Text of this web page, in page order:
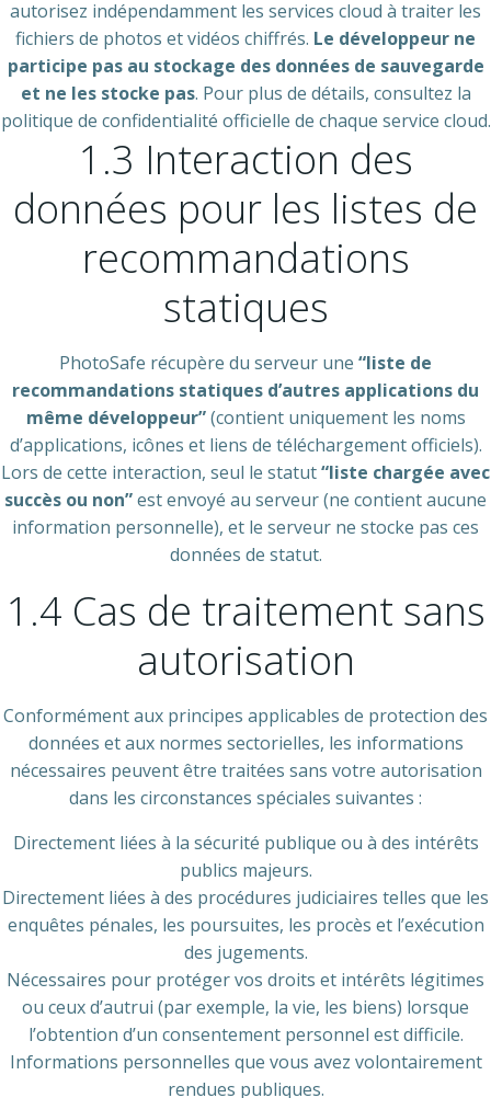
autorisez indépendamment les services cloud à traiter les
fichiers de photos et vidéos chiffrés. Le développeur ne
participe pas au stockage des données de sauvegarde
et ne les stocke pas. Pour plus de détails, consultez la
politique de confidentialité officielle de chaque service cloud.
1.3 Interaction des
données pour les listes de
recommandations
statiques
PhotoSafe récupère du serveur une “liste de
recommandations statiques d’autres applications du
même développeur”(contient uniquement les noms
d’applications, icônes et liens de téléchargement officiels).
Lors de cette interaction, seul le statut“liste chargée avec
succès ou non”est envoyé au serveur (ne contient aucune
information personnelle), et le serveur ne stocke pas ces
données de statut.
1.4 Cas de traitement sans
autorisation
Conformément aux principes applicables de protection des
données et aux normes sectorielles, les informations
nécessaires peuvent être traitées sans votre autorisation
dans les circonstances spéciales suivantes :
Directement liées à la sécurité publique ou à des intérêts
publics majeurs.
Directement liées à des procédures judiciaires telles que les
enquêtes pénales, les poursuites, les procès et l’exécution
des jugements.
Nécessaires pour protéger vos droits et intérêts légitimes
ou ceux d’autrui (par exemple, la vie, les biens) lorsque
l’obtention d’un consentement personnel est difficile.
Informations personnelles que vous avez volontairement
rendues publiques.